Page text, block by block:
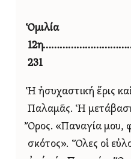
Ὁμιλία
231
Ἡ ἡσυχαστική ἔρις
Παλαμᾶς. Ἡ
Ὄρος. «Παναγία μου,
σκότος». Ὅλες οἱ